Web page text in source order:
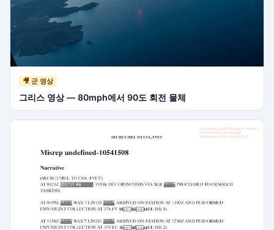
🎥 군 영상
그리스 영상 — 80mph에서 90도 회전 물체